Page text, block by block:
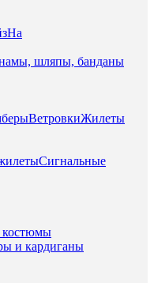
На
шляпы, банданы
ВетровкиЖилеты
Сигнальные
и кардиганы